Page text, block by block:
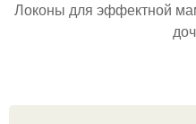
Локоны для эффектной